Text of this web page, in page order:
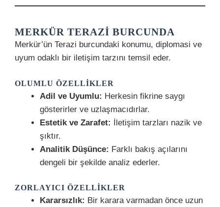
MERKÜR TERAZI BURCUNDA
Merkür’ün Terazi burcundaki konumu, diplomasi ve
uyum odaklı bir iletişim tarzını temsil eder.
OLUMLU ÖZELLIKLER
Adil ve Uyumlu: Herkesin fikrine saygı
gösterirler ve uzlaşmacıdırlar.
Estetik ve Zarafet: İletişim tarzları nazik ve
şıktır.
Analitik Düşünce: Farklı bakış açılarını
dengeli bir şekilde analiz ederler.
ZORLAYICI ÖZELLIKLER
Kararsızlık: Bir karara varmadan önce uzun